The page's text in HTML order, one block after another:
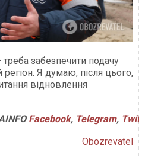
забезпечити подачу
Я думаю, після цього,
відновлення
Facebook, Telegram,
Obozrevatel